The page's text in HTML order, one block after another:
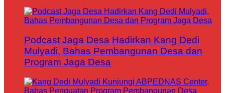
Podcast Jaga Desa Hadirkan Kang Dedi
Mulyadi, Bahas Pembangunan Desa dan
Program Jaga Desa